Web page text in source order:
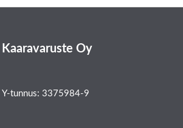
Kaaravaruste Oy
Y-tunnus: 3375984-9